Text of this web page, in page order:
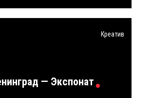
— Экспонат
Креатив